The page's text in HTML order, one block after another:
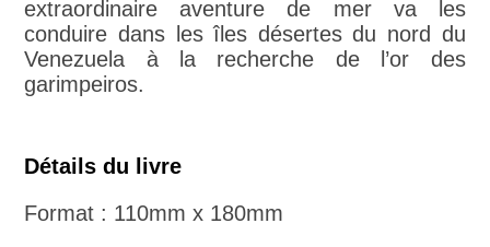
extraordinaire aventure de mer va les
conduire dans les îles désertes du nord du
Venezuela à la recherche de l’or des
garimpeiros.
Détails du livre
Format : 110mm x 180mm